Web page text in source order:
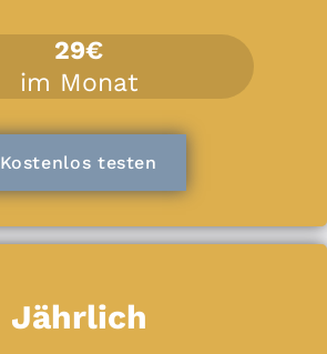
29€
im Monat
Kostenlos testen
Jährlich